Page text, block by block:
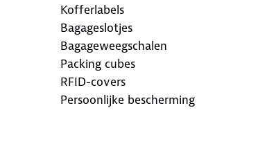
Kofferlabels
Bagageslotjes
Bagageweegschalen
Packing cubes
RFID-covers
Persoonlijke bescherming